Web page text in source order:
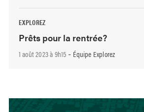
EXPLOREZ
Prêts pour la rentrée?
1 août 2023 à 9h15 - Équipe Explorez